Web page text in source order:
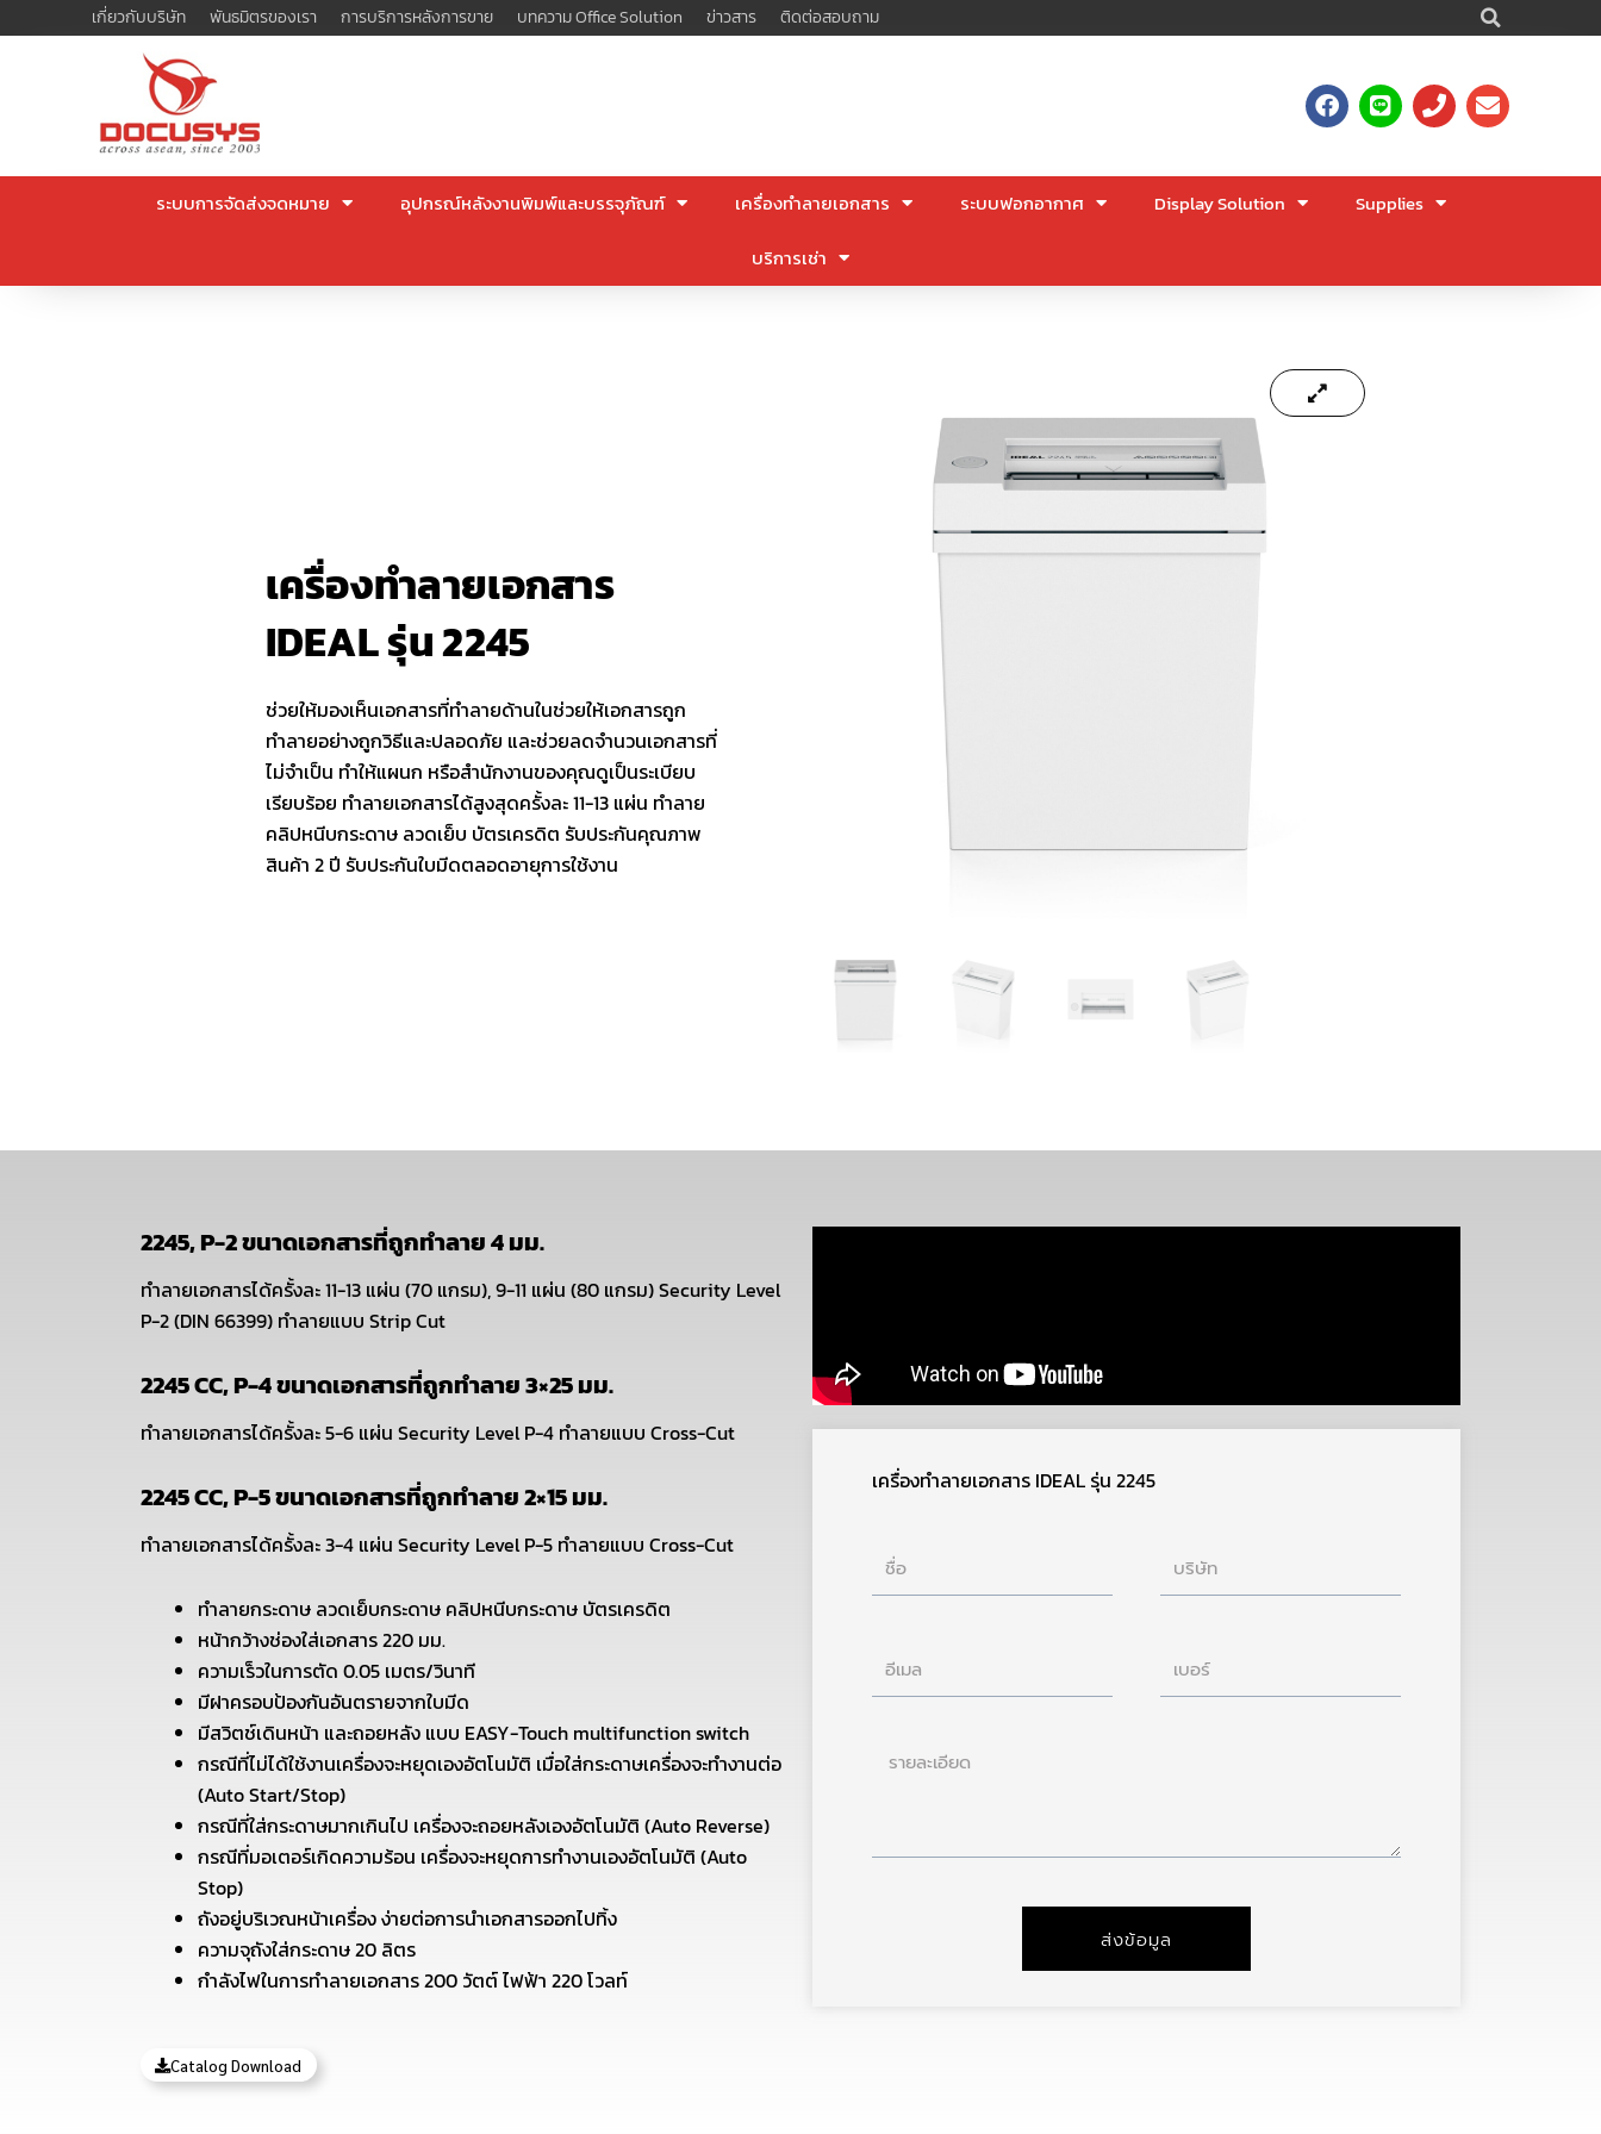
to
เกี่ยวกับบริษัท พันธมิตรของเรา การบริการหลังการขาย บทความ Office Solution ข่าวสาร ติดต่อสอบถาม
F
a
L
i
P
h
E
n
ระบบการจัดส่งจดหมาย อุปกรณ์หลังงานพิมพ์และบรรจุภัณฑ์ เครื่องทำลายเอกสาร ระบบฟอกอากาศ Display Solution
Supplies
บริการเช่า
เครื่องทำลายเอกสาร
IDEAL รุ่น 2245
ช่วยให้มองเห็นเอกสารที่ทำลายด้านในช่วยให้เอกสารถูก
ทำลายอย่างถูกวิธีและปลอดภัย และช่วยลดจำนวนเอกสารที่
ไม่จำเป็น ทำให้แผนก หรือสำนักงานของคุณดูเป็นระเบียบ
เรียบร้อย ทำลายเอกสารได้สูงสุดครั้งละ 11-13 แผ่น ทำลาย
คลิปหนีบกระดาษ ลวดเย็บ บัตรเครดิต รับประกันคุณภาพ
สินค้า 2 ปี รับประกันใบมีดตลอดอายุการใช้งาน
2245, P-2 ขนาดเอกสารที่ถูกทำลาย 4 มม.
ทำลายเอกสารได้ครั้งละ 11-13 แผ่น (70 แกรม), 9-11 แผ่น (80 แกรม)Security Level
P-2 (DIN 66399) ทำลายแบบ Strip Cut
2245 CC, P-4 ขนาดเอกสารที่ถูกทำลาย 3×25 มม.
ทำลายเอกสารได้ครั้งละ 5-6 แผ่น Security Level P-4 ทำลายแบบ Cross-Cut
2245 CC, P-5 ขนาดเอกสารที่ถูกทำลาย 2×15 มม.
ทำลายเอกสารได้ครั้งละ 3-4 แผ่น Security Level P-5 ทำลายแบบ Cross-Cut
ทำลายกระดาษ ลวดเย็บกระดาษ คลิปหนีบกระดาษ บัตรเครดิต
หน้ากว้างช่องใส่เอกสาร 220 มม.
ความเร็วในการตัด 0.05 เมตร/วินาที
มีฝาครอบป้องกันอันตรายจากใบมีด
มีสวิตช์เดินหน้า และถอยหลัง แบบ EASY-Touch multifunction switch
กรณีที่ไม่ได้ใช้งานเครื่องจะหยุดเองอัตโนมัติ เมื่อใส่กระดาษเครื่องจะทำงานต่อ
(Auto Start/Stop)
กรณีที่ใส่กระดาษมากเกินไป เครื่องจะถอยหลังเองอัตโนมัติ (Auto Reverse)
กรณีที่มอเตอร์เกิดความร้อน เครื่องจะหยุดการทำงานเองอัตโนมัติ (Auto
Stop)
ถังอยู่บริเวณหน้าเครื่อง ง่ายต่อการนำเอกสารออกไปทิ้ง
ความจุถังใส่กระดาษ 20 ลิตร
กำลังไฟในการทำลายเอกสาร 200 วัตต์ ไฟฟ้า 220 โวลท์
Catalog Download
เครื่องทำลายเอกสาร IDEAL รุ่น 2245
ชื่อ บริษัท
อีเมล
ราย
ส่งข้อมูล